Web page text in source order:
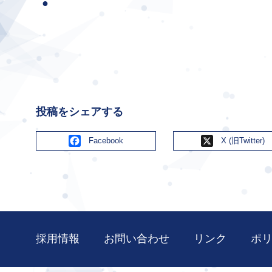
投稿をシェアする
Facebook X
採用情報 お問い合わせ リンク ポ